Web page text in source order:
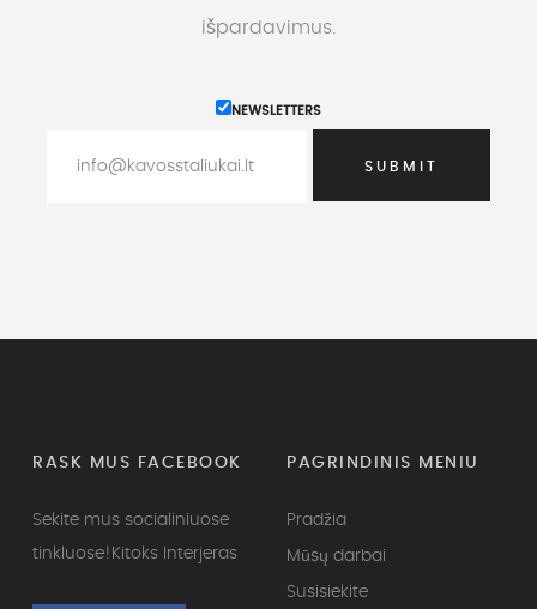
išpardavimus.
NEWSLETTERS
RASK MUS FACEBOOK
Sekite mus socialiniuose
tinkluose! Kitoks Interjeras
PAGRINDINIS MENIU
Pradžia
Mūsų darbai
Susisiekite